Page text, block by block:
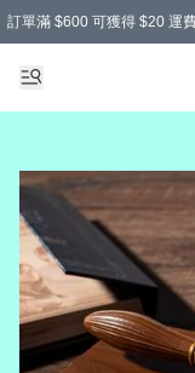
訂單滿 $600 可獲得 $20 運